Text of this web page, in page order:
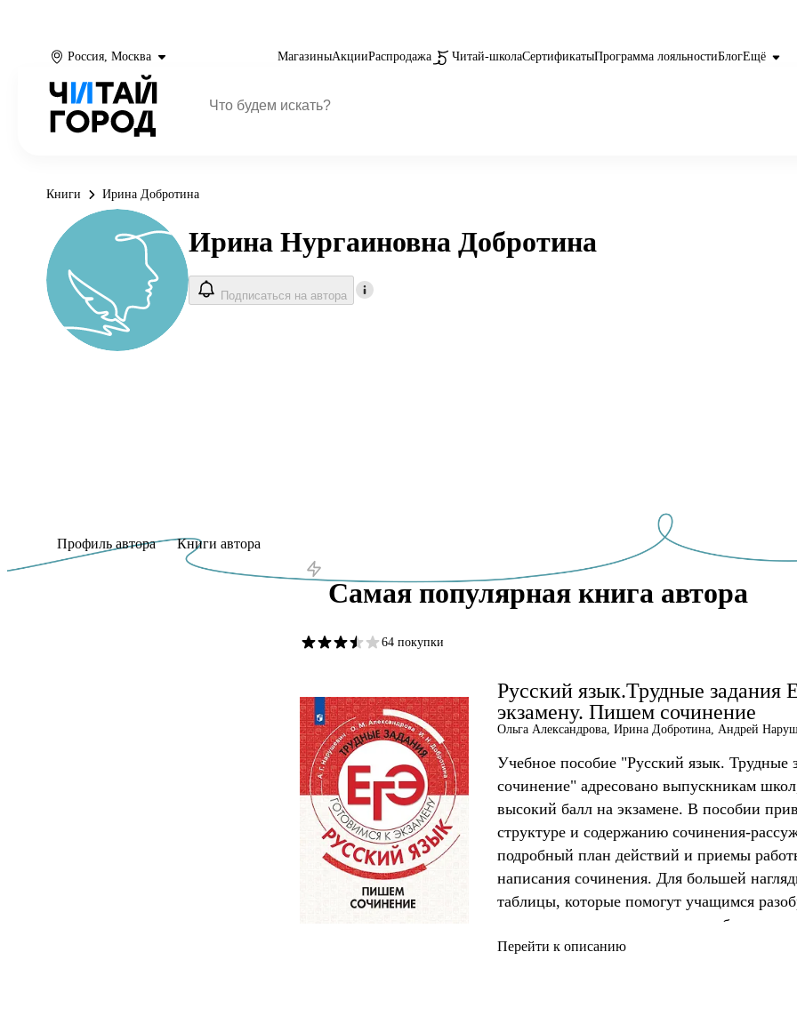
Россия, Москва МагазиныАкцииРаспродажа Читай-школаСертификатыПрограмма лояльностиБлогЕщё
Книги Ирина Добротина
Ирина Нургаиновна Добротина
Подписаться на автора
Профиль автора Книги автора
Самая популярная книга автора
64 покупки
Русский язык.Трудные задания
экзамену. Пишем сочинение
Ольга Александрова, Ирина Добротина, Андрей
Учебное пособие "Русский язык.
сочинение" адресовано выпускникам
высокий балл на экзамене. В пособии
структуре и содержанию сочинения-
подробный план действий и приемы
написания сочинения. Для большей
таблицы, которые помогут учащимся
вопросах и самостоятельно поработать с
потренироваться в написании сочинений.
Перейти к описанию